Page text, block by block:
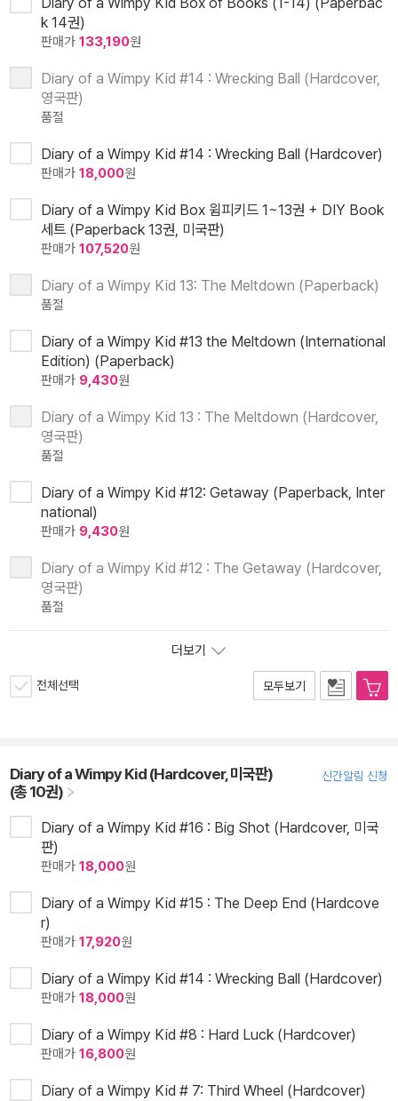
k 14권)
판매가 133,190원
Diary of a Wimpy Kid #14 : Wrecking Ball (Hardcover,
영국판)
품절
Diary of a Wimpy Kid #14 : Wrecking Ball (Hardcover)
판매가 18,000원
Diary of a Wimpy Kid Box 윔피키드 1~13권 + DIY Book
세트 (Paperback 13권, 미국판)
판매가 107,520원
Diary of a Wimpy Kid 13: The Meltdown (Paperback)
품절
Diary of a Wimpy Kid #13 the Meltdown (International
Edition) (Paperback)
판매가 9,430원
Diary of a Wimpy Kid 13 : The Meltdown (Hardcover,
영국판)
품절
Diary of a Wimpy Kid #12: Getaway (Paperback, Inter
national)
판매가 9,430원
Diary of a Wimpy Kid #12 : The Getaway (Hardcover,
영국판)
품절
더보기
전체선택 모두보기
Diary of a Wimpy Kid (Hardcover, 미국판)
(총 10권)
신간알림 신청
Diary of a Wimpy Kid #16 : Big Shot (Hardcover, 미국
판)
판매가 18,000원
Diary of a Wimpy Kid #15 : The Deep End (Hardcove
r)
판매가 17,920원
Diary of a Wimpy Kid #14 : Wrecking Ball (Hardcover)
판매가 18,000원
Diary of a Wimpy Kid #8 : Hard Luck (Hardcover)
판매가 16,800원
Diary of a Wimpy Kid # 7: Third Wheel (Hardcover)